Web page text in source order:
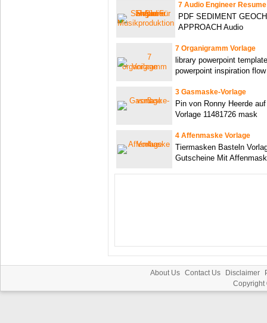
7 Audio Engineer
PDF SEDIMENT
APPROACH Audio
7 Organigramm Vorlage
library powerpoint
powerpoint inspiration flow
3 Gasmaske-Vorlage
Pin von Ronny Heerde
Vorlage 11481726 mask
4 Affenmaske Vorlage
Tiermasken Basteln
Gutscheine Mit
About Us Contact Us Disclaimer